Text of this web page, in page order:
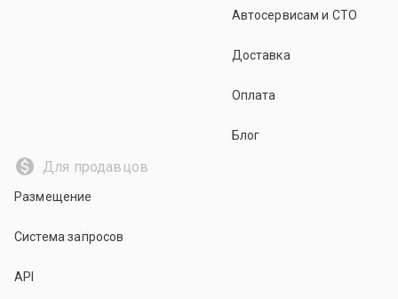
Автосервисам и СТО
Доставка
Оплата
Блог
Для продавцов
Размещение
Система запросов
API